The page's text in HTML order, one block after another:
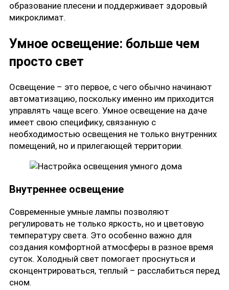
образование плесени и поддерживает здоровый
микроклимат.
Умное освещение: больше чем
просто свет
Освещение – это первое, с чего обычно начинают
автоматизацию, поскольку именно им приходится
управлять чаще всего. Умное освещение на даче
имеет свою специфику, связанную с
необходимостью освещения не только внутренних
помещений, но и прилегающей территории.
Внутреннее освещение
Современные умные лампы позволяют
регулировать не только яркость, но и цветовую
температуру света. Это особенно важно для
создания комфортной атмосферы в разное время
суток. Холодный свет помогает проснуться и
сконцентрироваться, теплый – расслабиться перед
сном.